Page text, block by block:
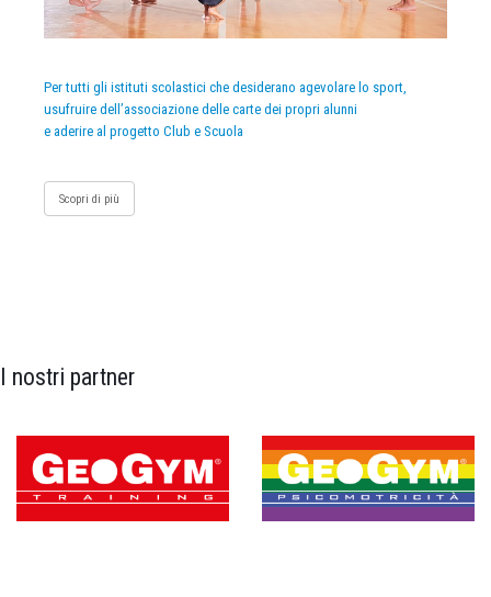
Per tutti gli istituti scolastici che desiderano agevolare lo sport,
usufruire dell’associazione delle carte dei propri alunni
e aderire al progetto Club e Scuola
Scopri di più
I nostri partner